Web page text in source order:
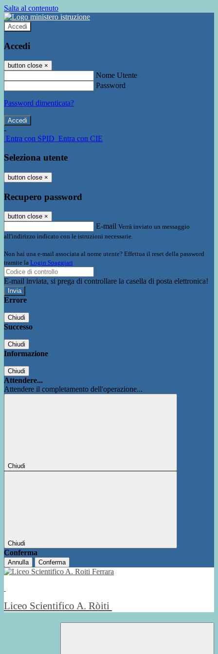
Salta al contenuto
Accedi
Accedi
button close ×
Nome Utente
Password
Password dimenticata?
-
Entra con SPID Entra con CIE
Seleziona utente
button close ×
Recupero password
button close ×
E-mail Verrà inviato un messaggio
all'indirizzo indicato con le istruzioni necessarie.
Non hai una e-mail associata al nome utente? Effettua il reset della password
tramite la Login Spaggiari
E-mail inviata, si prega di controllare la casella di posta elettronica!
Errore
Chiudi
Successo
Chiudi
Informazione
Chiudi
Attendere...
Attendere il completamento dell'operazione...
Chiudi
Chiudi
Conferma
Annulla Conferma
Liceo Scientifico A. Ròiti